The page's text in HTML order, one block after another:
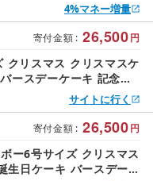
4%マネー増量
寄付金額 : 26,500円
クリスマス クリスマスケ
ースデーケーキ 記念日
サイトに行く
寄付金額 : 26,500円
ー6号サイズ クリスマス
生日ケーキ バースデーケ